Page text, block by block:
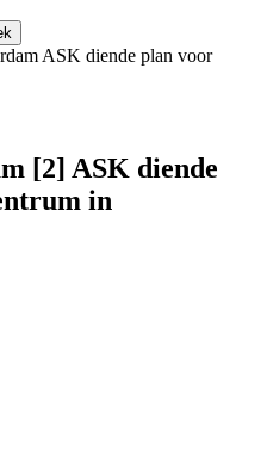
ASK diende plan voor
[2] ASK diende
in